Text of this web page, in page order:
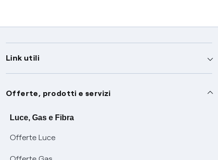
Link utili
Assistenza
Avvisi
SOS luce e gas
Servizi
Offerte, prodotti e servizi
Luce, Gas e Fibra
Offerte Luce